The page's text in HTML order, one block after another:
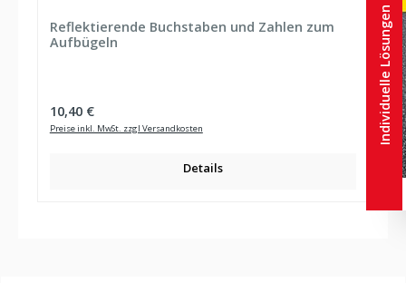
Reflektierende Buchstaben und Zahlen zum
Aufbügeln
Regulärer Preis:
10,40 €
Preise inkl. MwSt. zzgl Versandkosten
Details
Individuelle Lösungen